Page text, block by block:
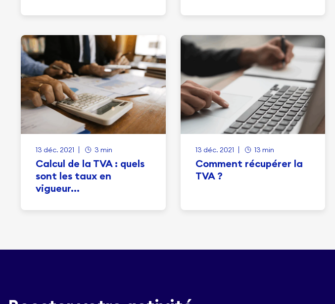
13 déc. 2021 3 min
Calcul de la TVA : quels
sont les taux en
vigueur...
13 déc. 2021 13 min
Comment récupérer la
TVA ?